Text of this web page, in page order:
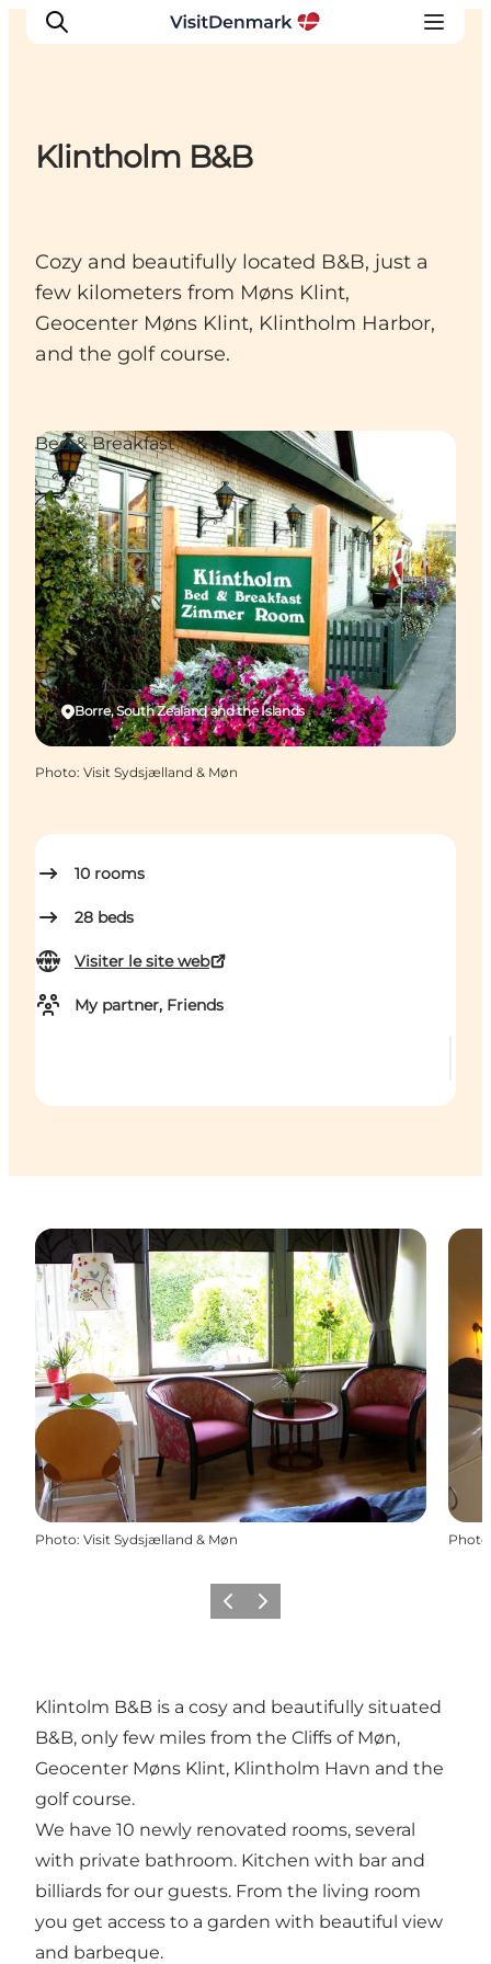
Quoi faire
Hébergements
Planifiez votre voyage
Klintholm B&B
Cozy and beautifully located B&B, just a
few kilometers from Møns Klint,
Geocenter Møns Klint, Klintholm Harbor,
and the golf course.
10 rooms
28 beds
Visiter le site web
My partner, Friends
Borre, South Zealand and the Islands
Bed & Breakfast
Photo: Visit Sydsjælland & Møn
Photo: Visit Sydsjælland & Møn Photo
PrécédentSuivant
Klintolm B&B is a cosy and beautifully situated
B&B, only few miles from the Cliffs of Møn,
Geocenter Møns Klint, Klintholm Havn and the
golf course.
We have 10 newly renovated rooms, several
with private bathroom. Kitchen with bar and
billiards for our guests. From the living room
you get access to a garden with beautiful view
and barbeque.